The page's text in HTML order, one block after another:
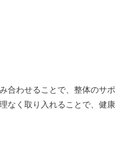
合わせることで、整体のサポ
なく取り入れることで、健康